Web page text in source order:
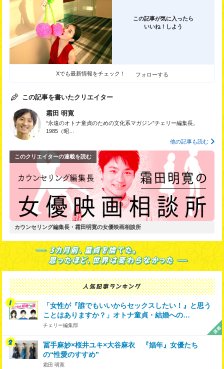
この記事が気に入ったら
いいね！しよう
Xでも最新情報をチェック！ フォローする
この記事を書いたクリエイター
霜田 明寛
“永遠のオトナ童貞のための文化系マガジン”チェリー編集長。
1985（昭…
他の記事も読む
このクリエイターの連載を読む
カウンセリング編集長・霜田明寛の女優映画相談所
「女性が『誰でもいいからセックスしたい！』と思う
ことはありますか？」オトナ童貞・結婚への…
チェリー編集部
冨手麻妙×桜井ユキ×大谷麻衣 『娼年』女優たち
の“性愛のすすめ”
霜田 明寛